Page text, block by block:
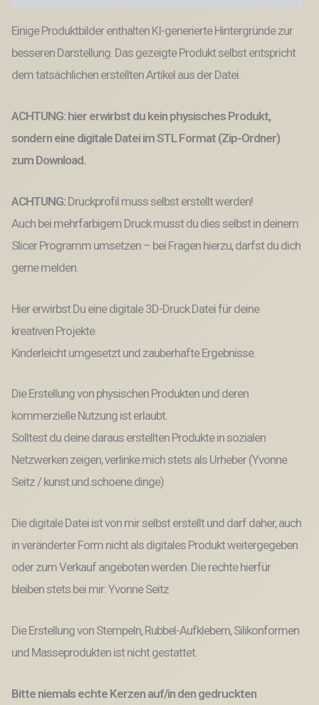
Sommer
LED
Teelicht
Druck
Blumen
Schale
Menge
Einige Produktbilder enthalten KI-generierte Hintergründe zur
besseren Darstellung. Das gezeigte Produkt selbst entspricht
dem tatsächlichen erstellten Artikel aus der Datei.
ACHTUNG: hier erwirbst du kein physisches Produkt,
sondern eine digitale Datei im STL Format (Zip-Ordner)
zum Download.
ACHTUNG: Druckprofil muss selbst erstellt werden!
Auch bei mehrfarbigem Druck musst du dies selbst in deinem
Slicer Programm umsetzen – bei Fragen hierzu, darfst du dich
gerne melden.
Hier erwirbst Du eine digitale 3D-Druck Datei für deine
kreativen Projekte.
Kinderleicht umgesetzt und zauberhafte Ergebnisse.
Die Erstellung von physischen Produkten und deren
kommerzielle Nutzung ist erlaubt.
Solltest du deine daraus erstellten Produkte in sozialen
Netzwerken zeigen, verlinke mich stets als Urheber (Yvonne
Seitz / kunst.und.schoene.dinge)
Die digitale Datei ist von mir selbst erstellt und darf daher, auch
in veränderter Form nicht als digitales Produkt weitergegeben
oder zum Verkauf angeboten werden. Die rechte hierfür
bleiben stets bei mir: Yvonne Seitz
Die Erstellung von Stempeln, Rubbel-Aufklebern, Silikonformen
und Masseprodukten ist nicht gestattet.
Bitte niemals echte Kerzen auf/in den gedruckten